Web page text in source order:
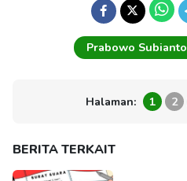
Prabowo Subianto
Halaman: 1 2
BERITA TERKAIT